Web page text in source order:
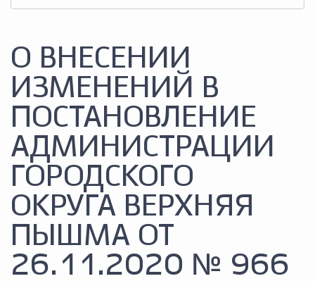
О ВНЕСЕНИИ
ИЗМЕНЕНИЙ В
ПОСТАНОВЛЕНИЕ
АДМИНИСТРАЦИИ
ГОРОДСКОГО
ОКРУГА ВЕРХНЯЯ
ПЫШМА ОТ
26.11.2020 № 966